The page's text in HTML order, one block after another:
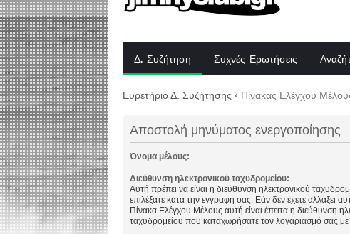
Δ. Συζήτηση Συχνές Ερωτήσεις
Ευρετήριο Δ. Συζήτησης ‹ Πίνακας Ελέγχου
Αποστολή μηνύματος ενεργοποίησης
Όνομα μέλους:
Διεύθυνση ηλεκτρονικού ταχυδρομείου:
Αυτή πρέπει να είναι η διεύθυνση ηλεκτρονικού
επιλέξατε κατά την εγγραφή σας. Εάν δεν έχετε αλλάξει
Πίνακα Ελέγχου Μέλους αυτή είναι έπειτα η διεύθυνση
ταχυδρομείου που καταχωρήσατε τον λογαριασμό σας με